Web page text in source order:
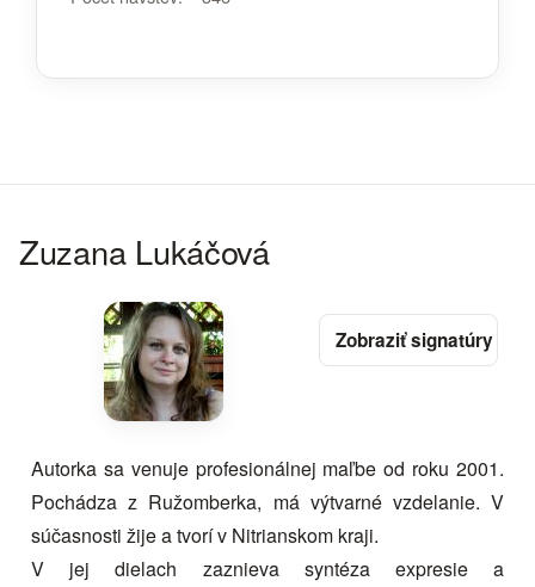
Zuzana Lukáčová
Autorka sa venuje profesionálnej maľbe od roku 2001.
Pochádza z Ružomberka, má výtvarné vzdelanie. V
súčasnosti žije a tvorí v Nitrianskom kraji.
V jej dielach zaznieva syntéza expresie a